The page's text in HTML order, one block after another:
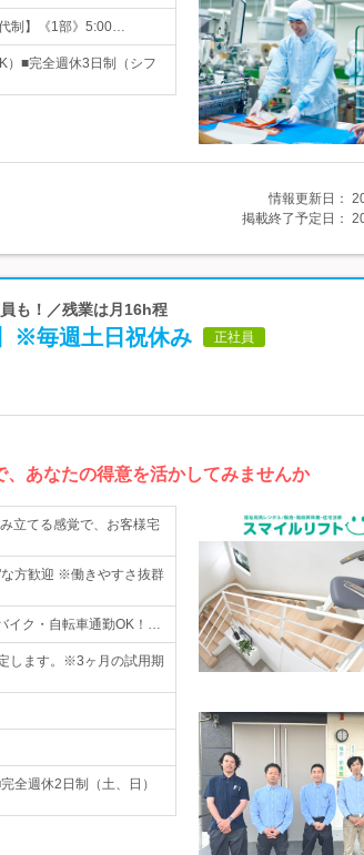
制】《1部》5:00…
）■完全週休3日制（シフ
情報更新日：
掲載終了予定日：
も！／残業は月16h程
※毎週土日祝休み 正社員
あなたの得意を活かしてみませんか
立てる感覚で、お客様宅
な方歓迎 ※働きやすさ抜群
イク・自転車通勤OK！…
します。※3ヶ月の試用期
全週休2日制（土、日）